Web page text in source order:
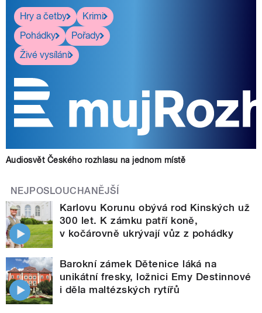
Hry a četby
Krimi
Pohádky
Pořady
Živé vysílání
Audiosvět Českého rozhlasu na jednom místě
NEJPOSLOUCHANĚJŠÍ
Karlovu Korunu obývá rod Kinských už
300 let. K zámku patří koně,
v kočárovně ukrývají vůz z pohádky
Barokní zámek Dětenice láká na
unikátní fresky, ložnici Emy Destinnové
i děla maltézských rytířů